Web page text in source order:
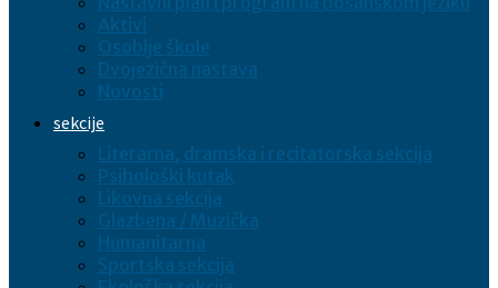
Aktivi
Osoblje škole
Dvojezična nastava
Novosti
sekcije
Literarna, dramska i recitatorska sekcija
Psihološki kutak
Likovna sekcija
Glazbena / Muzička
Humanitarna
Sportska sekcija